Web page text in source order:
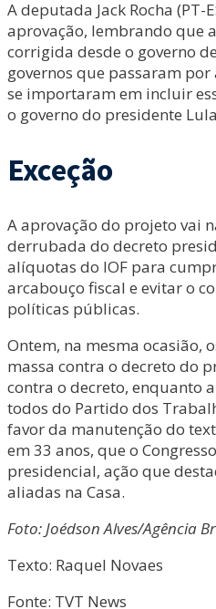
A deputada Jack Rocha (PT-
aprovação, lembrando que
corrigida desde o governo
governos que passaram
se importaram em incluir
o governo do presidente
Exceção
A aprovação do projeto vai
derrubada do decreto
alíquotas do IOF para
arcabouço fiscal e evitar o
políticas públicas.
Ontem, na mesma ocasião,
massa contra o decreto do
contra o decreto, enquanto
todos do Partido dos
favor da manutenção do
em 33 anos, que o
presidencial, ação que
aliadas na Casa.
Foto: Joédson Alves/Agência
Texto: Raquel Novaes
Fonte: TVT News